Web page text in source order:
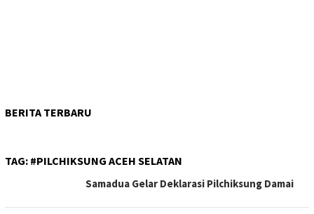
BERITA TERBARU
TAG: #PILCHIKSUNG ACEH SELATAN
Samadua Gelar Deklarasi Pilchiksung Damai